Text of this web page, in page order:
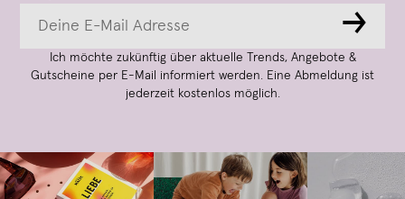
→
Ich möchte zukünftig über aktuelle Trends, Angebote &
Gutscheine per E-Mail informiert werden. Eine Abmeldung ist
jederzeit kostenlos möglich.